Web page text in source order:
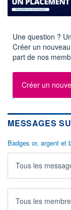
OUVERTURE
0,000
0,000
VOLUME
0
BAISSE
RENDEMENT
DIVIDENDE
0,00 EUR
-
Une question ?
Créer un
part de nos
Créer un
MESSAGES
Badges or, argent et
Tous les
Tous les